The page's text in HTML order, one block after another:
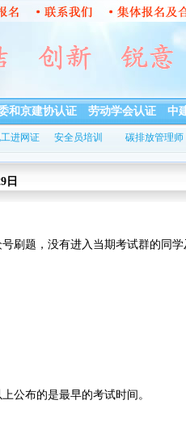
和京建协认证 劳动学会认证 中
进网证 安全员培训 碳排放管理师
日
题，没有进入当期考试群的同学
布的是最早的考试时间。